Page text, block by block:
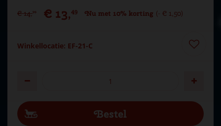
€ 14,99 € 13,49 Nu met 10% korting € 1,50
Winkellocatie: EF-21-C